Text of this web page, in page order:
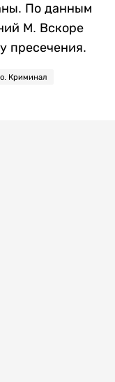
По данным
М. Вскоре
пресечения.
Криминал